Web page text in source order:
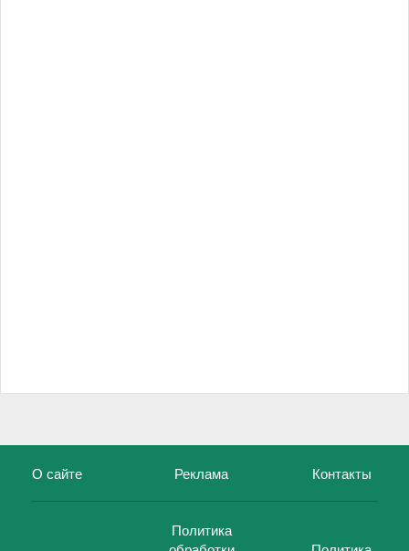
О сайте Реклама Контакты
Политика